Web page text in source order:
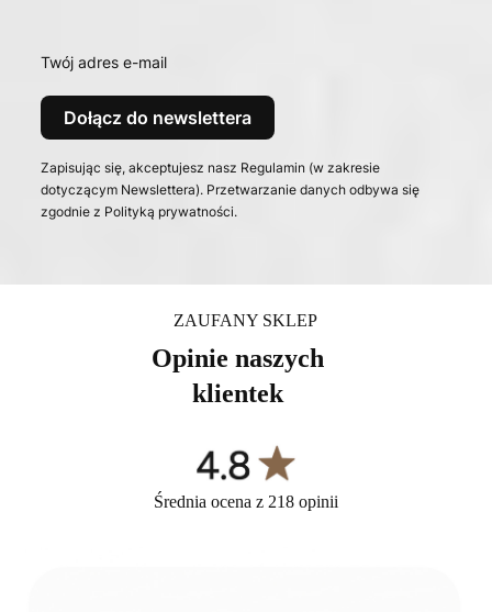
Twój adres e-mail
Dołącz do newslettera
Zapisując się, akceptujesz nasz Regulamin (w zakresie
dotyczącym Newslettera). Przetwarzanie danych odbywa się
zgodnie z Polityką prywatności.
ZAUFANY SKLEP
Opinie naszych
klientek
Średnia ocena z 218 opinii